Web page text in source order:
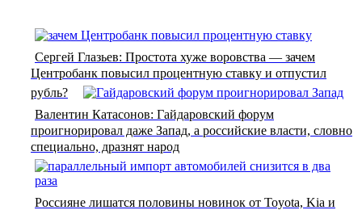
Сергей Глазьев: Простота хуже воровства — зачем
Центробанк повысил процентную ставку и отпустил
рубль?
Валентин Катасонов: Гайдаровский форум
проигнорировал даже Запад, а российские власти, словно
специально, дразнят народ
Россияне лишатся половины новинок от Toyota, Kia и